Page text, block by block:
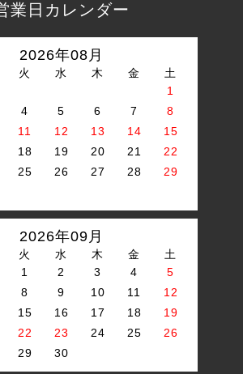
業日カレンダー
2026年08月
火 水 木 金
土
1
4 5 6 7
8
11 12 13 14
15
18 19 20 21
22
25 26 27 28
29
2026年09月
火 水 木 金
土
1
2 3 4
5
8 9 10 11
12
15 16 17 18
19
22 23 24 25
26
29 30